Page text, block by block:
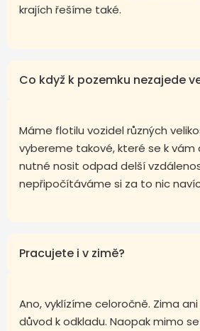
krajích řešíme také.
Co když k pozemku nezajede
Máme flotilu vozidel různých
vybereme takové, které se k vám
nutné nosit odpad delší
nepřipočítáváme si za to nic
Pracujete i v zimě?
Ano, vyklízíme celoročně. Zima
důvod k odkladu. Naopak mimo